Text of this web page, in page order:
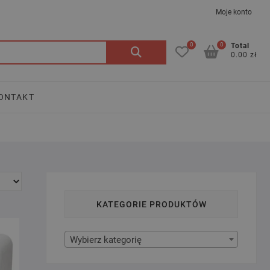
Moje konto
Szukaj: 0
Total
0.00 zł
0
KATEGORIE PRODUKTÓW
Wybierz kategorię